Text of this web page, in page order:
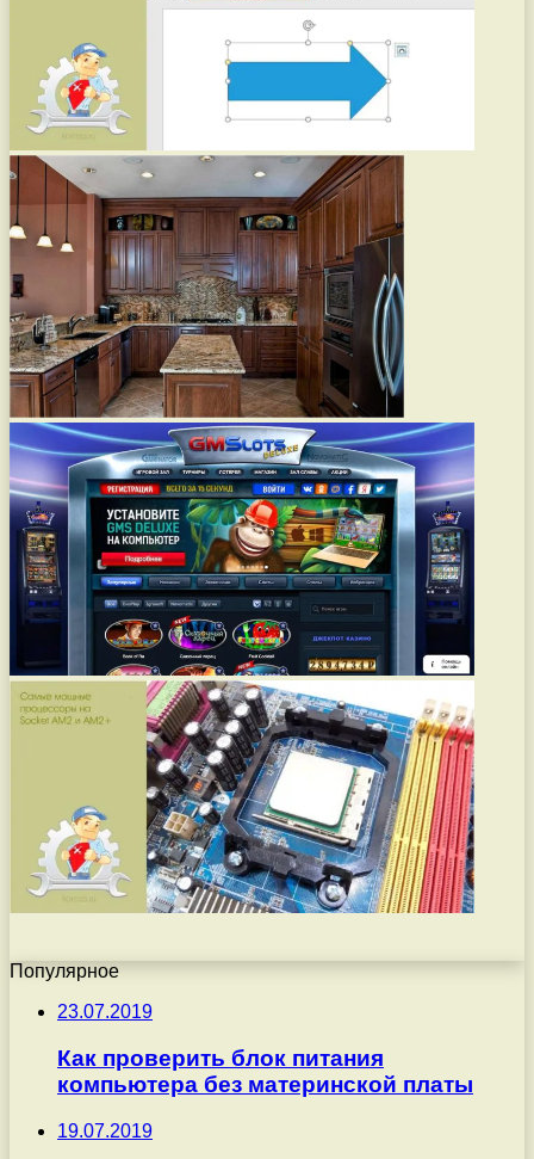
Популярное
23.07.2019
Как проверить блок питания
компьютера без материнской платы
19.07.2019